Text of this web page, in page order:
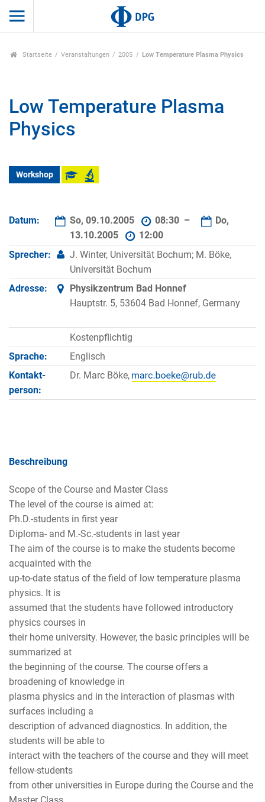
Startseite Veranstaltungen 2005 Low Temperature Plasma Physics
Low Temperature Plasma
Physics
Workshop
Datum: So, 09.10.2005 08:30 –
Do,
13.10.2005
12:00
Sprecher:
J. Winter, Universität Bochum; M. Böke,
Universität Bochum
Adresse:
Physikzentrum Bad Honnef
Hauptstr. 5, 53604 Bad Honnef, Germany
Kostenpflichtig
Sprache:
Englisch
Kontakt­
person:
Dr. Marc Böke,
Beschreibung
Scope of the Course and Master Class
The level of the course is aimed at:
Ph.D.-students in first year
Diploma- and M.-Sc.-students in last year
The aim of the course is to make the students become
acquainted with the
up-to-date status of the field of low temperature plasma
physics. It is
assumed that the students have followed introductory
physics courses in
their home university. However, the basic principles will be
summarized at
the beginning of the course. The course offers a
broadening of knowledge in
plasma physics and in the interaction of plasmas with
surfaces including a
description of advanced diagnostics. In addition, the
students will be able to
interact with the teachers of the course and they will meet
fellow-students
from other universities in Europe during the Course and the